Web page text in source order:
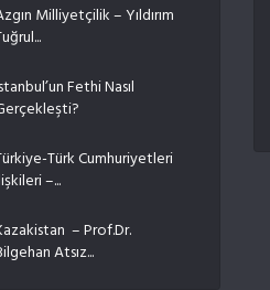
Milliyetçilik – Yıldırım
Fethi Nasıl
Türk Cumhuriyetleri
–...
– Prof.Dr.
Atsız...